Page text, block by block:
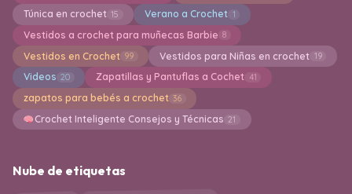
Túnica en crochet 15 Verano a Crochet 1
Vestidos a crochet para muñecas Barbie 8
Vestidos en Crochet 99 Vestidos para Niñas en crochet 19
Videos 20 Zapatillas y Pantuflas a Cochet 41
zapatos para bebés a crochet 36
Crochet Inteligente Consejos y Técnicas 21
Nube de etiquetas